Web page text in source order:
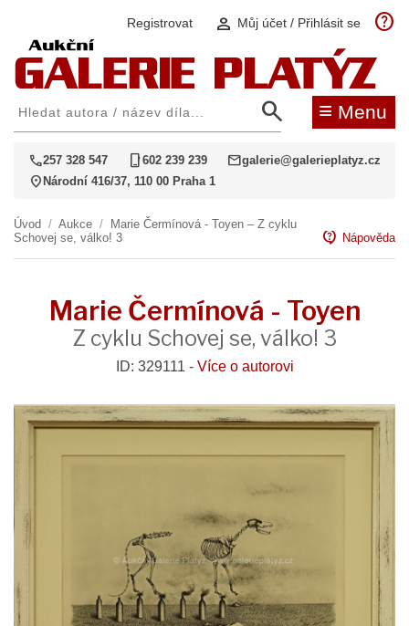
Registrovat person Můj účet / Přihlásit se help
search ≡ Menu
call257 328 547 phone_iphone602 239 239 mailgalerie@galerieplatyz.cz
location_on Národní 416/37, 110 00 Praha 1
Úvod / Aukce /
Marie Čermínová - Toyen – Z cyklu
Schovej se, válko! 3
contact_support Nápověda
Marie Čermínová - Toyen
Z cyklu Schovej se, válko! 3
ID: 329111 - Více o autorovi